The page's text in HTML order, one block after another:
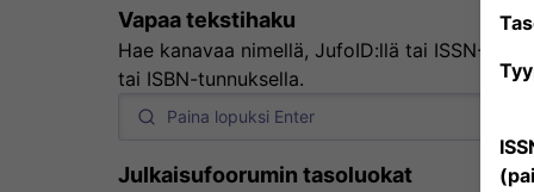
Vapaa tekstihaku
Hae kanavaa nimellä, JufoID:llä tai ISSN-
tai ISBN-tunnuksella.
Julkaisufoorumin tasoluokat